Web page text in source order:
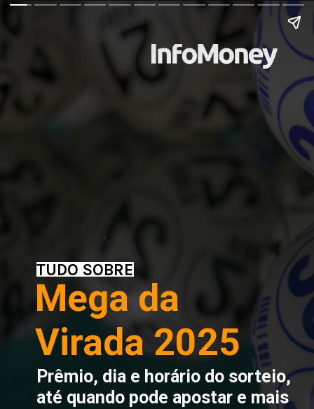
Mega da
Virada 2025
Prêmio, dia e horário do sorteio,
até quando pode apostar e mais
TUDO SOBRE